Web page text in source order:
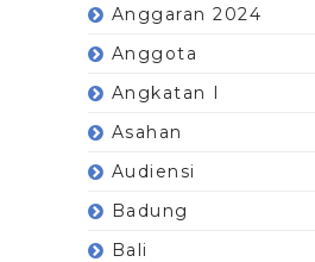
Anggaran 2024
Anggota
Angkatan I
Asahan
Audiensi
Badung
Bali